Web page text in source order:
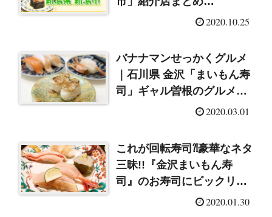
2020.10.25
バナナマンせっかくグルメ
｜石川県 金沢「まいもん寿
司」ギャル曽根のグルメ探
2020.03.01
これが回転寿司⁈豪華なネタ
三昧!!『金沢まいもん寿
司』のお寿司にビックリ＆
2020.01.30